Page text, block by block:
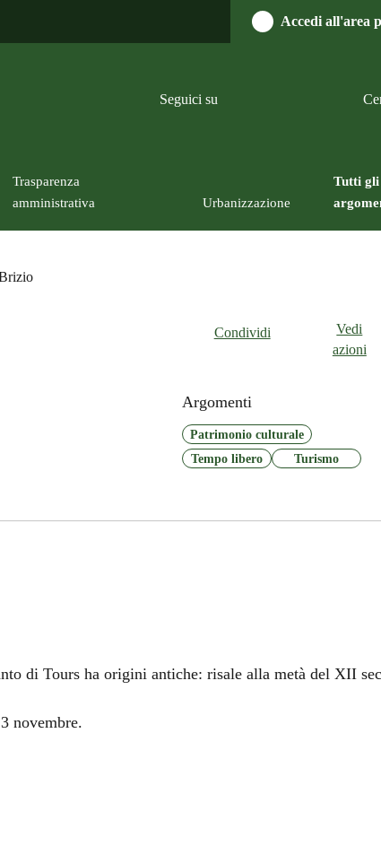
Accedi all'area
Seguici su
Trasparenza
amministrativa
Urbanizzazione
Tutti gli
Condividi
Vedi
azioni
Argomenti
Patrimonio culturale
Tempo libero
Turismo
di Tours ha origini antiche: risale alla metà del XII
novembre.